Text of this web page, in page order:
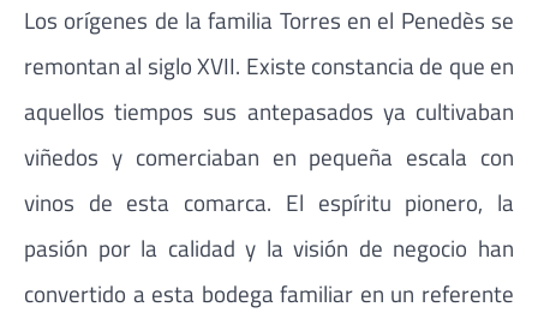
Los orígenes de la familia Torres en el Penedès se
remontan al siglo XVII. Existe constancia de que en
aquellos tiempos sus antepasados ya cultivaban
viñedos y comerciaban en pequeña escala con
vinos de esta comarca. El espíritu pionero, la
pasión por la calidad y la visión de negocio han
convertido a esta bodega familiar en un referente